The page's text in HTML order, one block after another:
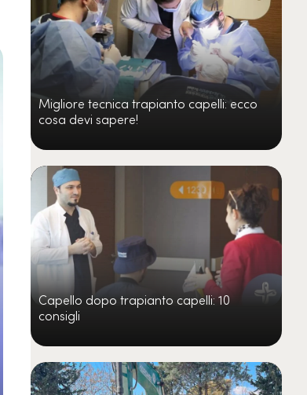
Migliore tecnica trapianto capelli: ecco
cosa devi sapere!
Capello dopo trapianto capelli: 10
consigli